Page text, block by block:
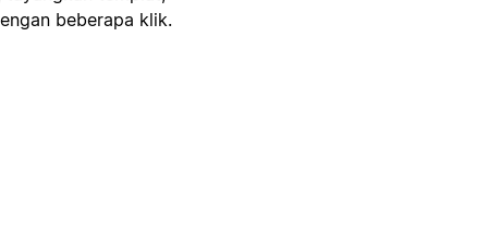
beberapa klik.